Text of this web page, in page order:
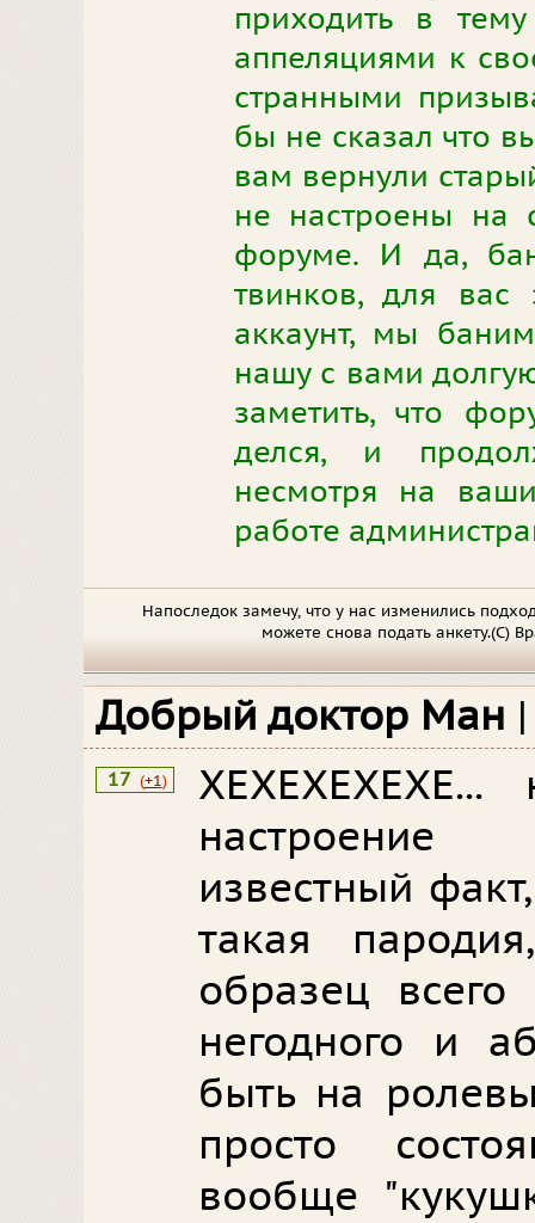
приходить в
аппеляциями к
странными
бы не сказал что
вам вернули
не настроены на
форуме. И да,
твинков, для
аккаунт, мы
нашу с вами
заметить, что
делся, и
несмотря на
работе
Напоследок замечу, что у нас изменились
можете снова подать анкету.(С)
Добрый доктор Ман
17 (+1)
ХЕХЕХЕХЕХЕ...
известный
такая
образец всего
негодного и
быть на
просто
вообще